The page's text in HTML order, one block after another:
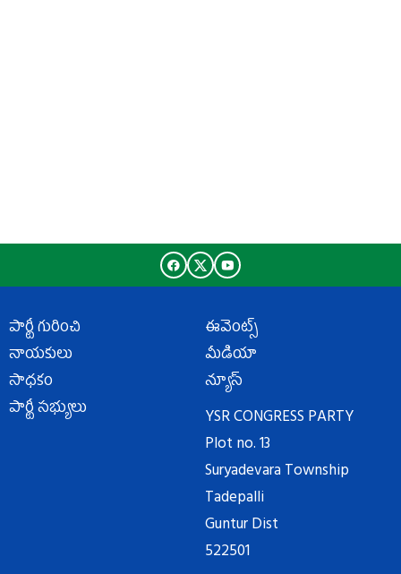
పార్టీ గురించి
నాయకులు
సాధకం
పార్టీ సభ్యులు
ఈవెంట్స్
మీడియా
న్యూస్
YSR CONGRESS PARTY
Plot no. 13
Suryadevara Township
Tadepalli
Guntur Dist
522501